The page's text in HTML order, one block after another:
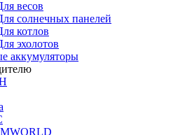
весов
солнечных панелей
котлов
эхолотов
аккумуляторы